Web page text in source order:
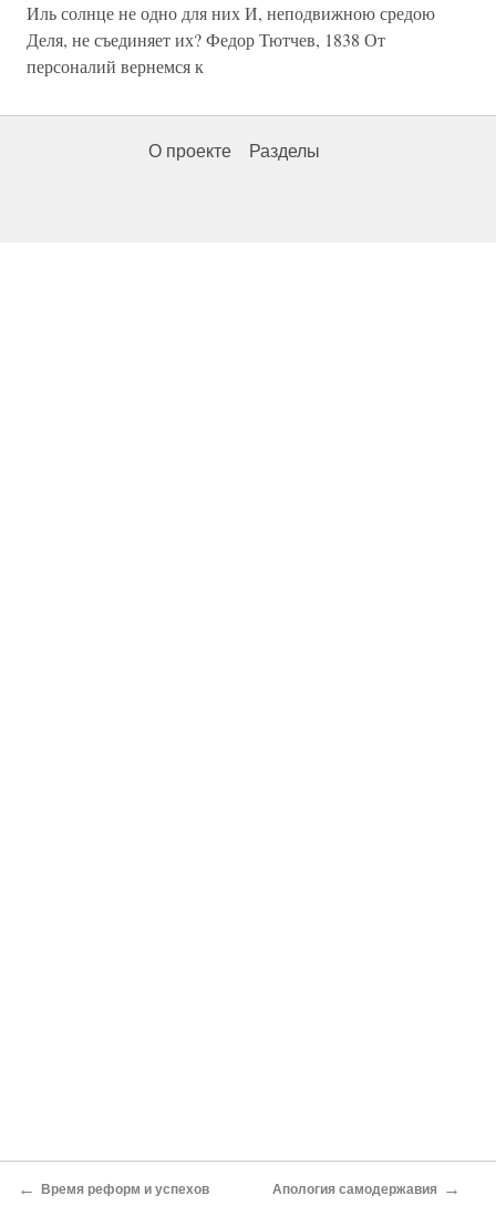
Иль солнце не одно для них И, неподвижною средою
Деля, не съединяет их? Федор Тютчев, 1838 От
персоналий вернемся к
О проекте Разделы
← Время реформ и успехов Апология самодержавия →